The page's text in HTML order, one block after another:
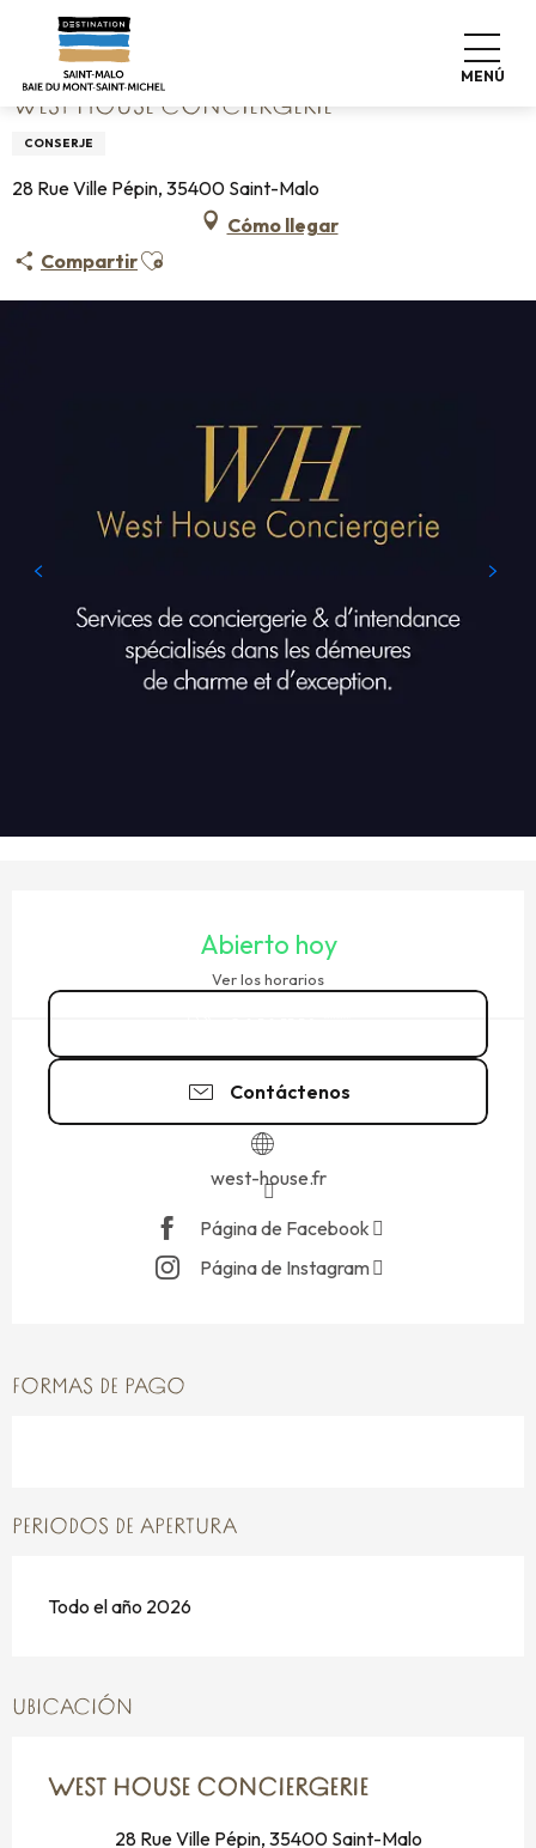
contenu
principal
MENÚ
Home West House Conciergerie
WEST HOUSE CONCIERGERIE
CONSERJE
28 Rue Ville Pépin, 35400 Saint-Malo
Cómo llegar
CompartirAjouter aux favoris
Abierto hoy
Ver los horarios
Contáctenos
west-house.fr
Página de Facebook
Página de Instagram
FORMAS DE PAGO
PERIODOS DE APERTURA
Todo el año 2026
UBICACIÓN
WEST HOUSE CONCIERGERIE
28 Rue Ville Pépin, 35400 Saint-Malo